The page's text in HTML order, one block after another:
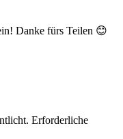
Danke fürs Teilen 😊
Erforderliche